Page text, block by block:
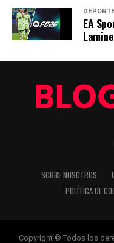
Nico Williams
Pedri
Evander
Jamal Musiala
Nico Paz
Angelo Stiller
Declan Rice
EA
SOBRE NOSOTROS
POLÍTICA DE
Copyright © Todos los